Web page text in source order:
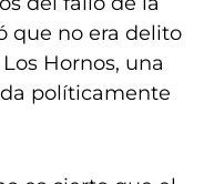
que no era delito
Hornos, una
políticamente